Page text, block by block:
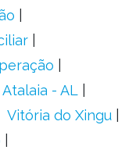
Atalaia - AL
Vitória do Xingu